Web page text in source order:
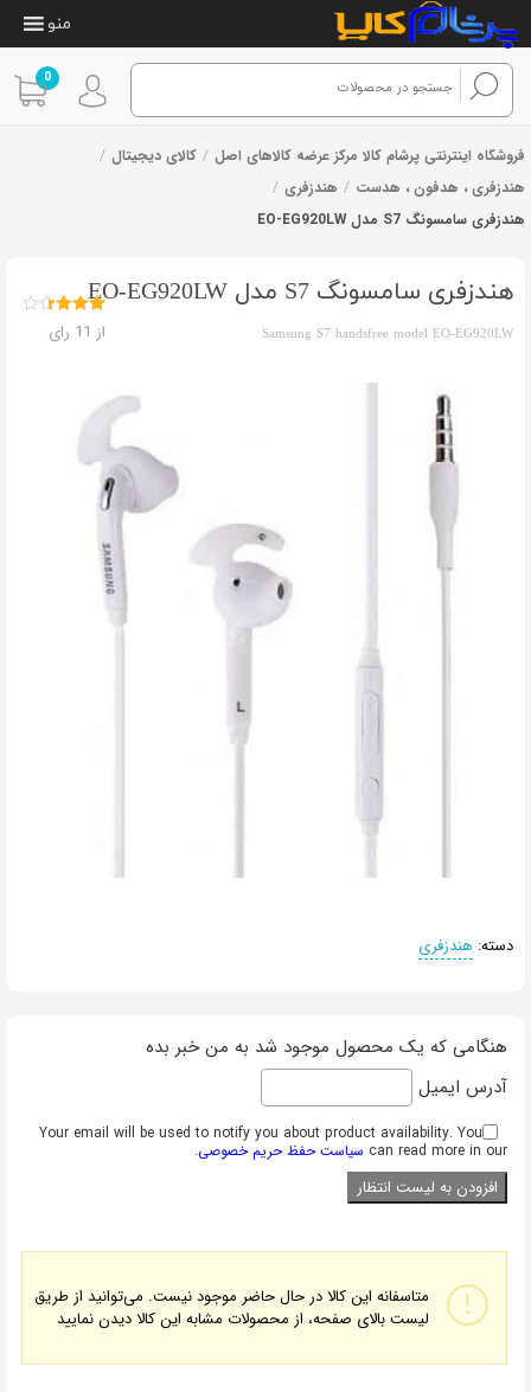
0
منو
فروشگاه اینترنتی پرشام کالا مرکز عرضه کالاهای اصل / کالای دیجیتال /
هندزفری ، هدفون ، هدست / هندزفری /
هندزفری سامسونگ S7 مدل EO-EG920LW
هندزفری سامسونگ S7 مدل EO-EG920LW
Samsung S7 handsfree model EO-EG920LW
امتیازدهی
3.45
از 5
11
از 11 رای
دسته: هندزفری
هنگامی که یک محصول موجود شد به من خبر بده
آدرس ایمیل
Your email will be used to notify you about product availability. You
can read more in our سیاست حفظ حریم خصوصی.
متاسفانه این کالا در حال حاضر موجود نیست. می‌توانید از طریق
لیست بالای صفحه، از محصولات مشابه این کالا دیدن نمایید